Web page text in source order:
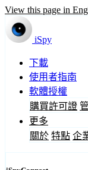
View this page in
iSpy
下載
使用者指南
軟體授權
購買許可證
更多
關於 特點 企